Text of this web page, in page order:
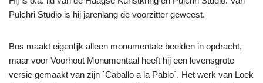
Pulchri Studio is hij jarenlang de voorzitter geweest.
Bos maakt eigenlijk alleen monumentale beelden in opdracht,
maar voor Voorhout Monumentaal heeft hij een levensgrote
versie gemaakt van zijn ´Caballo a la Pablo´. Het werk van Loek